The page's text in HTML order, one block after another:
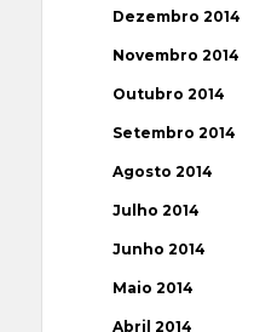
Dezembro 2014
Novembro 2014
Outubro 2014
Setembro 2014
Agosto 2014
Julho 2014
Junho 2014
Maio 2014
Abril 2014